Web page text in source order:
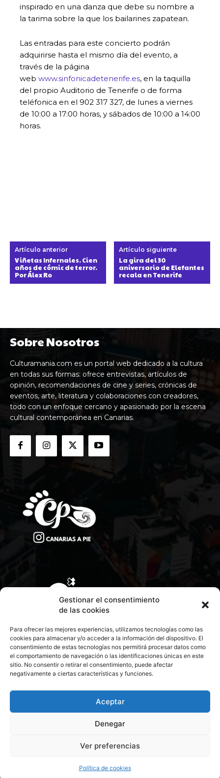
Gestionar el consentimiento
de las cookies
Para ofrecer las mejores experiencias, utilizamos tecnologías como las
cookies para almacenar y/o acceder a la información del dispositivo. El
consentimiento de estas tecnologías nos permitirá procesar datos como
el comportamiento de navegación o las identificaciones únicas en este
sitio. No consentir o retirar el consentimiento, puede afectar
negativamente a ciertas características y funciones.
Aceptar
Denegar
Ver preferencias
Política de cookies
inspirado en una danza que debe su nombre a
la tarima sobre la que los bailarines zapatean.
Las entradas para este concierto podrán
adquirirse hasta el mismo día del evento, a
través de la página
web www.sinfonicadetenerife.es, en la taquilla
del propio Auditorio de Tenerife o de forma
teléfonica en el 902 317 327, de lunes a viernes
de 10:00 a 17:00 horas, y sábados de 10:00 a 14:00
horas.
Artículo anterior
Viñetas Infernales. Cien
años de cómic de terror.
Por Álex Ro
Artículo siguiente
La gira del 30
aniversario de Elefantes
recala en Tenerife
Sobre Nosotros
Culturamania.com es un portal web dedicado a la cultura
en todas sus formas: ofrece entrevistas, artículos de
opinión, recomendaciones de cine y series, crónicas de
eventos, arte, literatura y colaboraciones con creadores,
todo con un enfoque cercano y apasionado por la escena
cultural contemporánea en Canarias.
CONTACTA CON NOSOTROS
© 2026 Todos los derechos reservados. Culturamanía